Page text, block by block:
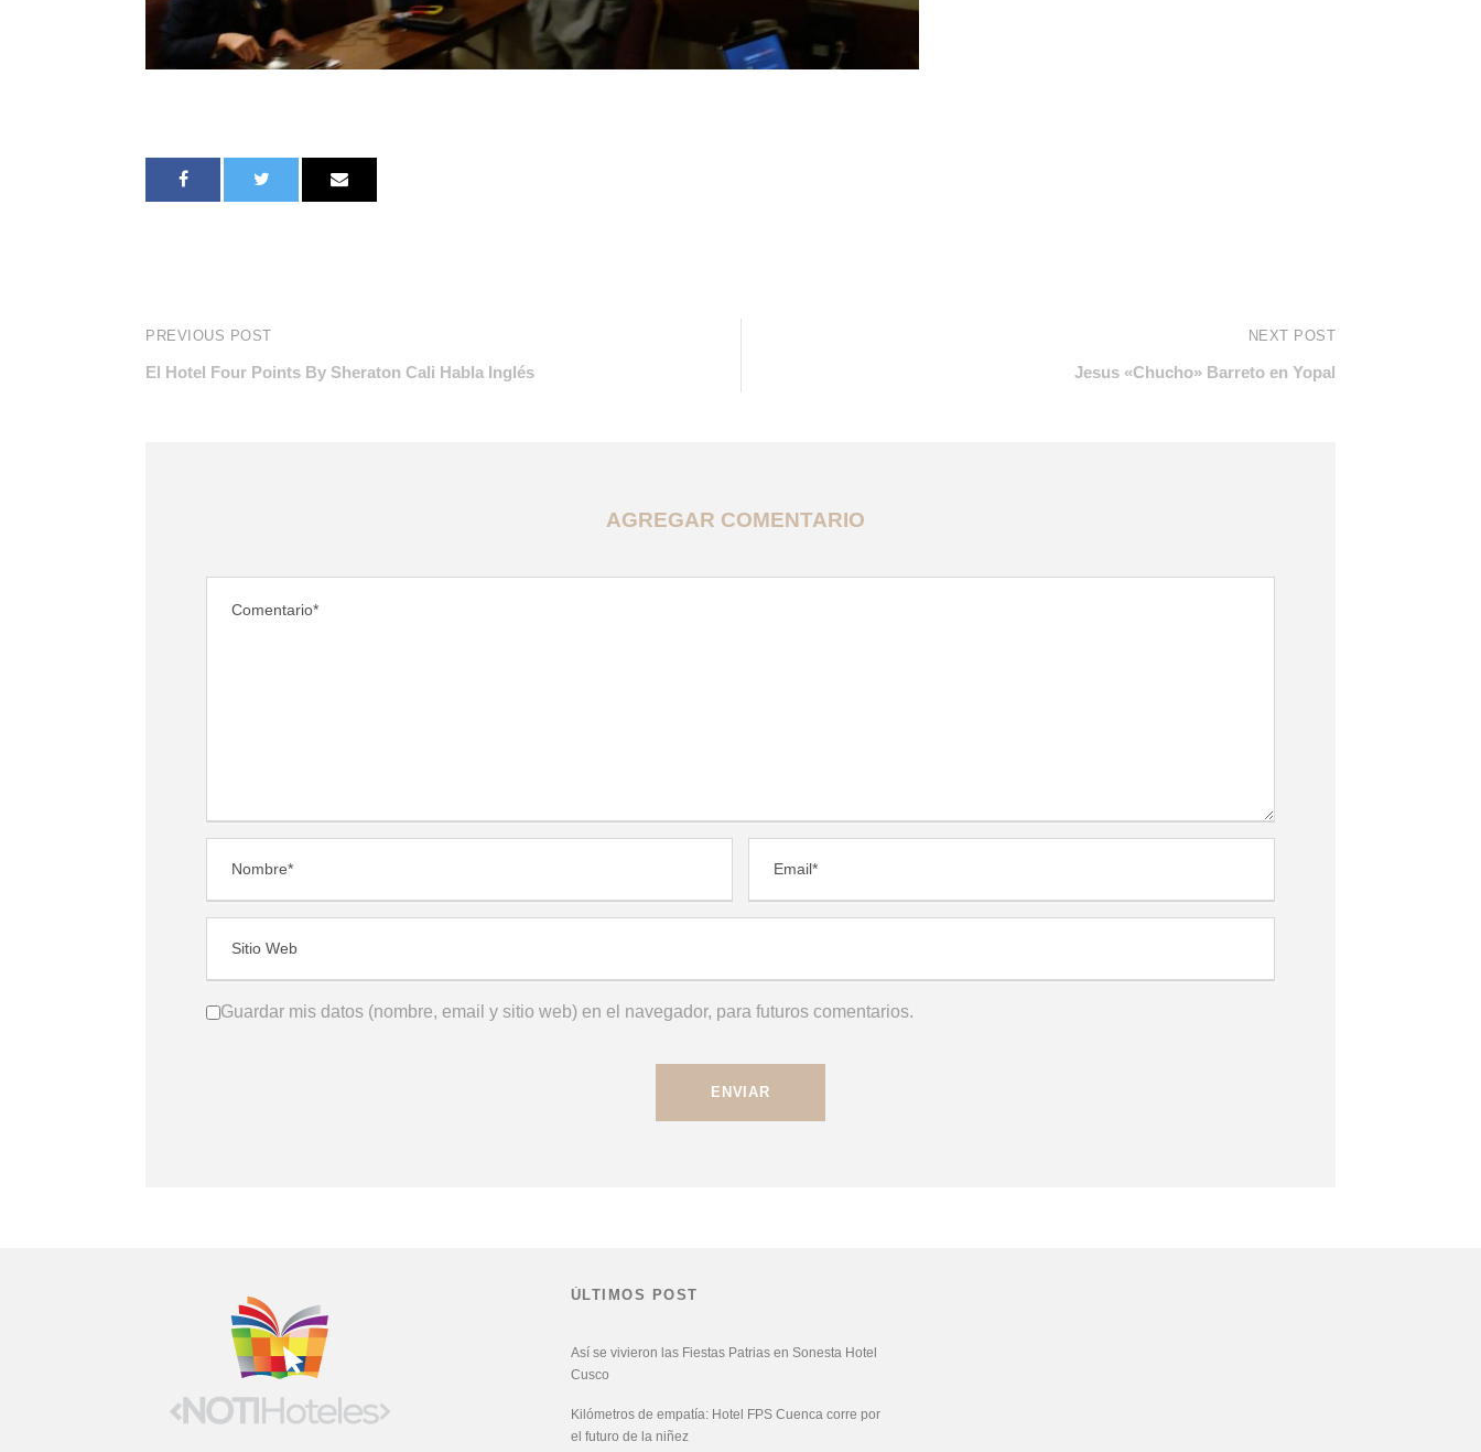
PREVIOUS POST
El Hotel Four Points By Sheraton Cali Habla Inglés
NEXT POST
Jesus «Chucho» Barreto en Yopal
AGREGAR COMENTARIO
Guardar mis datos (nombre, email y sitio web) en el navegador, para futuros comentarios.
ÚLTIMOS POST
Así se vivieron las Fiestas Patrias en Sonesta Hotel
Cusco
Kilómetros de empatía: Hotel FPS Cuenca corre por
el futuro de la niñez